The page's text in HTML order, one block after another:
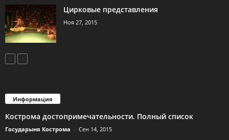
Цирковые представления
Ноя 27, 2015
Информация
Кострома достопримечательности. Полный список
Государыня Кострома - Сен 14, 2015